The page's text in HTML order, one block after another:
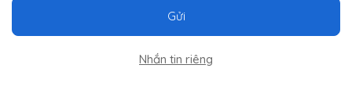
Gửi
Nhắn tin riêng